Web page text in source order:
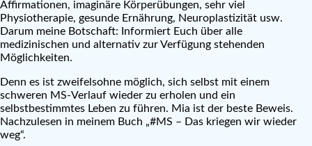
Affirmationen, imaginäre Körperübungen, sehr viel
Physiotherapie, gesunde Ernährung, Neuroplastizität usw.
Darum meine Botschaft: Informiert Euch über alle
medizinischen und alternativ zur Verfügung stehenden
Möglichkeiten.
Denn es ist zweifelsohne möglich, sich selbst mit einem
schweren MS-Verlauf wieder zu erholen und ein
selbstbestimmtes Leben zu führen. Mia ist der beste Beweis.
Nachzulesen in meinem Buch „#MS – Das kriegen wir wieder
weg“.